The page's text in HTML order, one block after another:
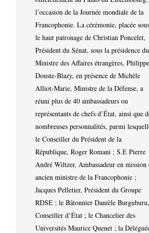
l’occasion de la Journée mondiale de la
Francophonie. La cérémonie, placée sous
le haut patronage de Christian Poncelet,
Président du Sénat, sous la présidence du
Ministre des Affaires étrangères, Philippe
Douste-Blazy, en présence de Michèle
Alliot-Marie, Ministre de la Défense, a
réuni plus de 40 ambassadeurs ou
représentants de chefs d’État, ainsi que
nombreuses personnalités, parmi
le Conseiller du Président de la
République, Roger Romani ; S.E Pierre
André Wiltzer, Ambassadeur en mission
ancien ministre de la Francophonie ;
Jacques Pelletier, Président du Groupe
RDSE ; le Bâtonnier Danièle Burguburu,
Conseiller d’État ; le Chancelier des
Universités Maurice Quenet ; la